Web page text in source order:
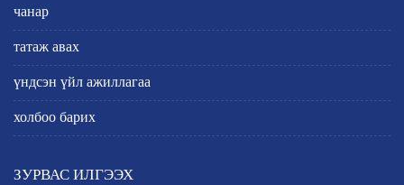
чанар
татаж авах
үндсэн үйл ажиллагаа
холбоо барих
ЗУРВАС ИЛГЭЭХ